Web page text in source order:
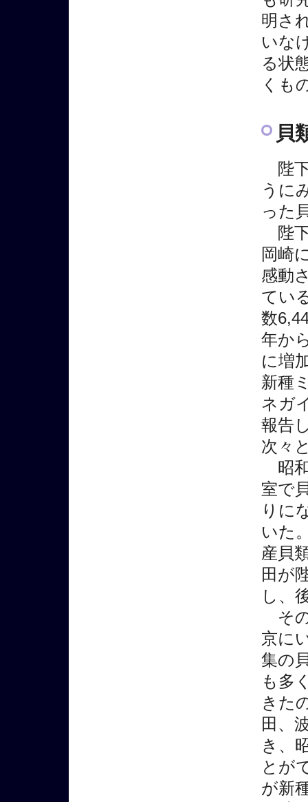
明さ
いな
る状
くも
貝
陛
うに
った
陛
岡崎
感動
てい
数
年か
に増
新種
ネガ
報告
次々
昭
室で
りに
いた
産貝
田が
し、
そ
京に
集の
も多
きた
田、
き、
とが
が新